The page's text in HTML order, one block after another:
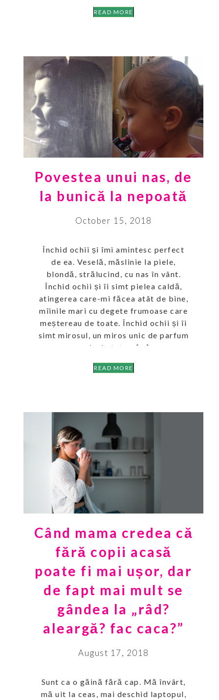
READ MORE
Povestea unui nas, de
la bunică la nepoată
October 15, 2018
Închid ochii și îmi amintesc perfect
de ea. Veselă, măslinie la piele,
blondă, strălucind, cu nas în vânt.
Închid ochii și îi simt pielea caldă,
atingerea care-mi făcea atât de bine,
mîinile mari cu degete frumoase care
meștereau de toate. Închid ochii și îi
simt mirosul, un miros unic de parfum
cu iz de tutun, […]
READ MORE
Când mama credea că
fără copii acasă
poate fi mai ușor, dar
de fapt mai mult se
gândea la „râd?
aleargă? fac caca?”
August 17, 2018
Sunt ca o găină fără cap. Mă învârt,
mă uit la ceas, mai deschid laptopul,